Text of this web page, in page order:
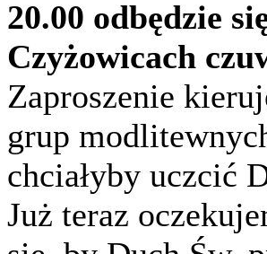
20.00 odbędzie
Czyżowicach
Zaproszenie
grup
chciałyby uczcić
Już teraz